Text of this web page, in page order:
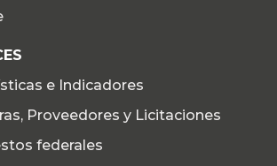
e Indicadores
Proveedores y Licitaciones
federales